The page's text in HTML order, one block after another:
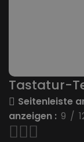
Tastatur-
Seitenleiste
anzeigen
9